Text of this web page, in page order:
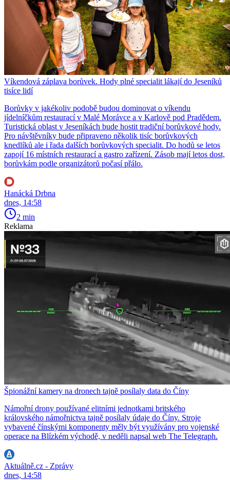
Víkendová záplava borůvek. Hody plné specialit lákají do Jeseníků
tisíce lidí
Borůvky v jakékoliv podobě budou dominovat o víkendu
jídelníčkům restaurací v Malé Morávce a v Karlově pod Pradědem.
Turistická oblast v Jeseníkách bude hostit tradiční borůvkové hody.
Pro návštěvníky bude připraveno několik tisíc borůvkových
knedlíků ale i řada dalších borůvkových specialit. Do hodů se letos
zapojí 16 místních restaurací a gastro zařízení. Zásob mají letos dost,
borůvkám podle organizátorů počasí přálo.
Hanácká Drbna
dnes, 14:58
2 min
Reklama
Špionážní kamery na dronech tajně posílaly data do Číny
Námořní drony používané elitními jednotkami britského
královského námořnictva tajně posílaly údaje do Číny. Stroje
vybavené čínskými komponenty měly být využívány pro vojenské
operace na Blízkém východě, v neděli napsal web The Telegraph.
Aktuálně.cz - Zprávy
dnes, 14:58